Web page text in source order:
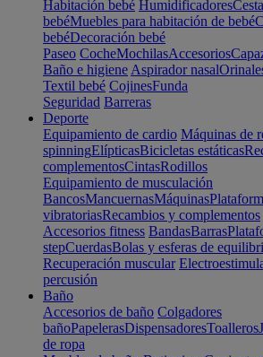
Habitación bebé Humidificadores
bebéMuebles para habitación de bebé
bebéDecoración bebé
Paseo CocheMochilasAccesorios
Baño e higiene Aspirador nasal
Textil bebé CojinesFunda
Seguridad Barreras
Deporte
Equipamiento de cardio Máquinas de
spinningElípticasBicicletas estáticas
complementosCintasRodillos
Equipamiento de musculación
BancosMancuernasMáquinas
vibratoriasRecambios y complementos
Accesorios fitness BandasBarras
stepCuerdasBolas y esferas de
Recuperación muscular
percusión
Baño
Accesorios de baño Colgadores
bañoPapelerasDispensadoresToalleros
de ropa